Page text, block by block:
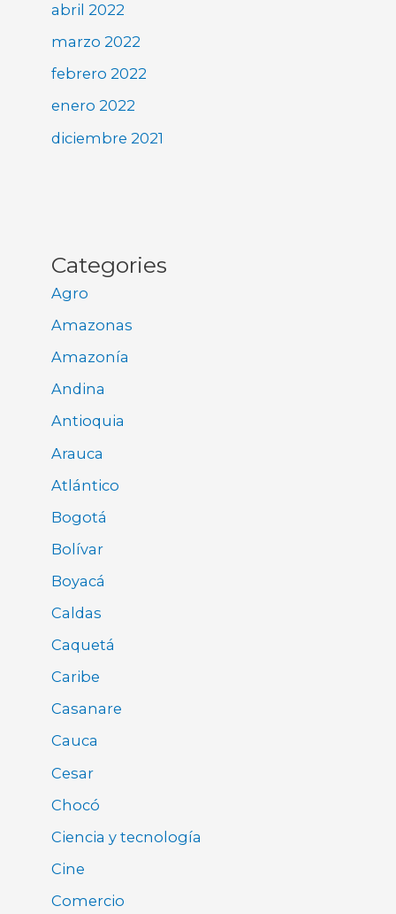
abril 2022
marzo 2022
febrero 2022
enero 2022
diciembre 2021
Categories
Agro
Amazonas
Amazonía
Andina
Antioquia
Arauca
Atlántico
Bogotá
Bolívar
Boyacá
Caldas
Caquetá
Caribe
Casanare
Cauca
Cesar
Chocó
Ciencia y tecnología
Cine
Comercio